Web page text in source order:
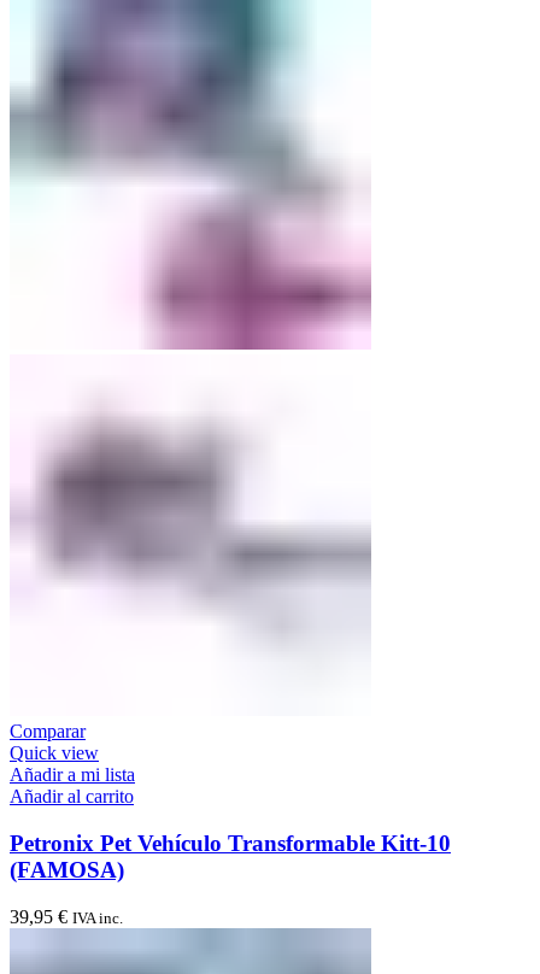
Comparar
Quick view
Añadir a mi lista
Añadir al carrito
Petronix Pet Vehículo Transformable Kitt-10
(FAMOSA)
39,95 € IVA inc.